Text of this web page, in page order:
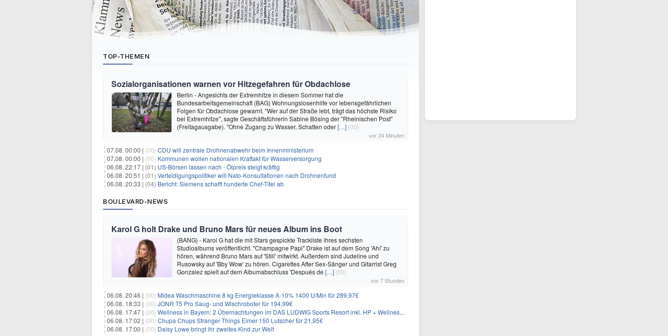
TOP-THEMEN
Sozialorganisationen warnen vor Hitzegefahren für Obdachlose
Berlin - Angesichts der Extremhitze in diesem Sommer hat die
Bundesarbeitsgemeinschaft (BAG) Wohnungslosenhilfe vor lebensgefährlichen
Folgen für Obdachlose gewarnt. "Wer auf der Straße lebt, trägt das höchste Risiko
bei Extremhitze", sagte Geschäftsführerin Sabine Bösing der "Rheinischen Post"
(Freitagausgabe). "Ohne Zugang zu Wasser, Schatten oder[…] (00)
vor 24 Minuten
07.08. 00:00 | (00) CDU will zentrale Drohnenabwehr beim Innenministerium
07.08. 00:00 | (00) Kommunen wollen nationalen Kraftakt für Wasserversorgung
06.08. 22:17 | (01) US-Börsen lassen nach - Ölpreis steigt kräftig
06.08. 20:51 | (01) Verteidigungspolitiker will Nato-Konsultationen nach Drohnenfund
06.08. 20:33 | (04) Bericht: Siemens schafft hunderte Chef-Titel ab
BOULEVARD-NEWS
Karol G holt Drake und Bruno Mars für neues Album ins Boot
(BANG) - Karol G hat die mit Stars gespickte Trackliste ihres sechsten
Studioalbums veröffentlicht. "Champagne Papi" Drake ist auf dem Song 'Ahí' zu
hören, während Bruno Mars auf 'Still' mitwirkt. Außerdem sind Judeline und
Rusowsky auf 'Bby Wow' zu hören. Cigarettes After Sex-Sänger und Gitarrist Greg
Gonzalez spielt auf dem Albumabschluss 'Después de […] (00)
vor 7 Stunden
06.08. 20:46 | (00) Midea Waschmaschine 8 kg Energieklasse A-10% 1400 U/Min für 289,97€
06.08. 18:33 | (00) JONR T5 Pro Saug- und Wischroboter für 194,99€
06.08. 17:47 | (00) Wellness in Bayern: 2 Übernachtungen im DAS LUDWIG Sports Resort inkl. HP + Wellness ab 174€ p.P.
06.08. 17:02 | (00) Chupa Chups Stranger Things Eimer 150 Lutscher für 21,95€
06.08. 17:00 | (00) Daisy Lowe bringt ihr zweites Kind zur Welt